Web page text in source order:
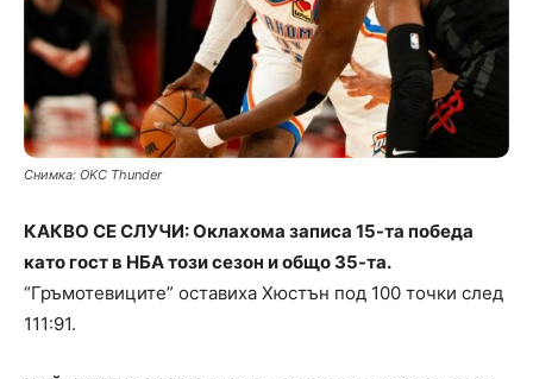
Снимка: OKC Thunder
КАКВО СЕ СЛУЧИ: Оклахома записа 15-та победа
като гост в НБА този сезон и общо 35-та.
“Гръмотевиците” оставиха Хюстън под 100 точки след
111:91.